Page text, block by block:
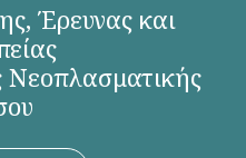
Έρευνας και